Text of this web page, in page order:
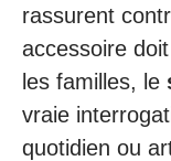
rassurent
accessoire
les familles, le
vraie
quotidien ou